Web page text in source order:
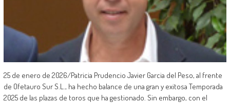
25 de enero de 2026/Patricia Prudencio Javier Garcia del Peso, al frente
de Ofetauro Sur S.L., ha hecho balance de una gran y exitosa Temporada
2025 de las plazas de toros que ha gestionado. Sin embargo, con el